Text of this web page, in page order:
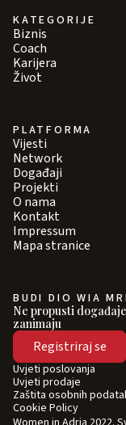
KATEGORIJE
Biznis
Coach
Karijera
Život
PLATFORMA
Vijesti
Network
Događaji
Projekti
O nama
Kontakt
Impressum
Mapa stranice
BUDI DIO WIA
Ne propusti
zanimaju
Registriraj se
Uvjeti poslovanja
Uvjeti prodaje
Zaštita osobnih
Cookie Policy